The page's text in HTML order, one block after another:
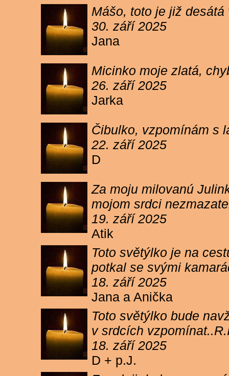
Mášo, toto je již
30. září 2025
Jana
Micinko moje zlatá,
26. září 2025
Jarka
Čibulko, vzpomínám s
22. září 2025
D
Za moju milovanú
mojom srdci
19. září 2025
Atik
Toto světýlko je na
potkal se svými
18. září 2025
Jana a Anička
Toto světýlko bude
v srdcích
18. září 2025
D + p.J.